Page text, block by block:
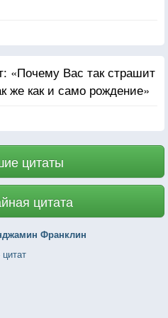
«Почему Вас так страшит
же как и само рождение»
цитаты
цитата
Франклин